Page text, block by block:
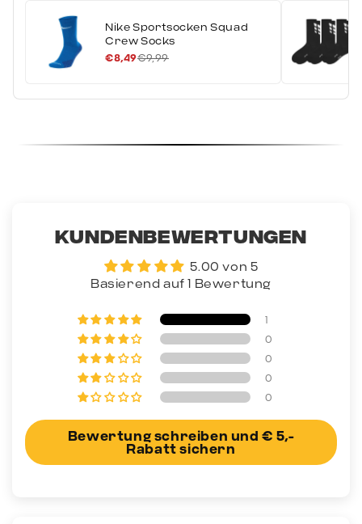
Nike Sportsocken Squad
Crew Socks
€8,49€9,99
Kundenbewertungen
5.00 von 5
Basierend auf 1 Bewertung
1
0
0
0
0
Bewertung schreiben und € 5,-
Rabatt sichern